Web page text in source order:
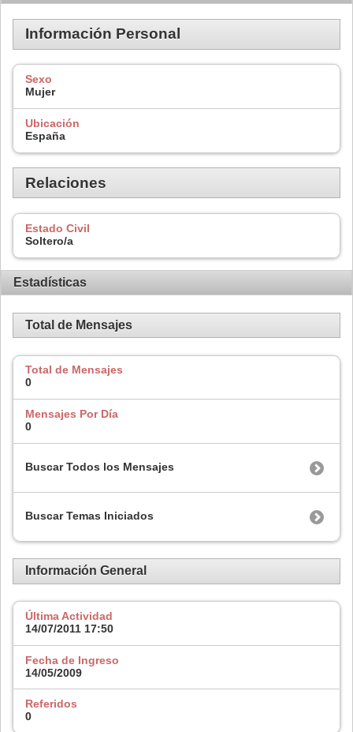
Información Personal
Sexo
Mujer
Ubicación
España
Relaciones
Estado Civil
Soltero/a
Estadísticas
Total de Mensajes
Total de Mensajes
0
Mensajes Por Día
0
Buscar Todos los Mensajes
Buscar Temas Iniciados
Información General
Última Actividad
14/07/2011 17:50
Fecha de Ingreso
14/05/2009
Referidos
0